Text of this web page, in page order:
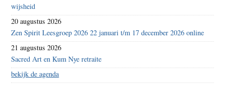
wijsheid
20 augustus 2026
Zen Spirit Leesgroep 2026 22 januari t/m 17 december 2026 online
21 augustus 2026
Sacred Art en Kum Nye retraite
bekijk de agenda